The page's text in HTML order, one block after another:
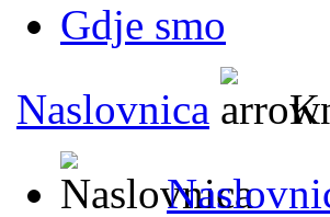
Gdje smo
Naslovnica